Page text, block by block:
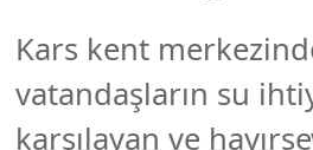
Kars kent
vatandaşların su
karşılayan ve